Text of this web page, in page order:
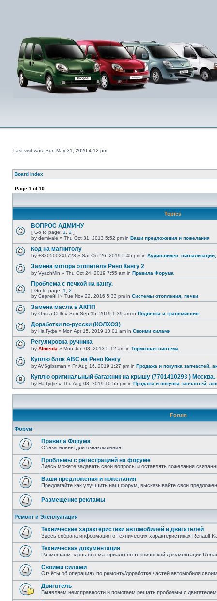
Last visit was: Sun May 31, 2020 4:12 pm
Board index
Page 1 of10
Topics
ВОПРОС АДМИНУ
[ Go to page: 1 2 ]
by demivale » Thu Oct 31, 2013 5:52 pm in Ваши предложения и пожелания
Код на магнитолу
by +380500241723 » Sat Oct 26, 2019 5:45 pm in Аудио-видео,
Замена мотора отопителя Рено Кангу 2
by VyachMin » Thu Oct 24, 2019 7:55 am in Правила Форума
Проблема с печкой на кангу.
[ Go to page: 1 2 ]
by СергейН » Tue Nov 22, 2016 5:33 pm in Системы отопления, печки
Замена масла в АКПП
by Ольга-СПб » Sun Sep 15, 2019 1:39 am in Подвеска и трансмиссия
Доработки по-русски (КОЛХОЗ)
by На Гуфе » Mon Apr 15, 2019 10:01 am in Своими силами
Регулировка ручника
by Almeida » Mon Jun 03, 2013 5:12 am in Тормозная система
Куплю блок АВС на Рено Кенгу
by AVSgibsman » Fri Aug 16, 2019 1:27 pm in Продажа и покупка запчастей,
Куплю оригинальный багажник на крышу (7701410293 ) Москва.
by На Гуфе » Thu Aug 08, 2019 10:55 pm in Продажа и покупка запчастей,
Forum
Форум
Правила Форума
Обязательны для ознакомления!
Проблемы с регистрацией на форуме
Здесь можете задавать свои вопросы и оставлять пожелания
Ваши предложения и пожелания
Предлагайте как улучшить наш форум, высказывайте свои
Размещение рекламы
Ремонт и Эксплуатация
Технические характеристики автомобилей и двигателей
Здесь собрана информация о технических характеристиках Renault
Техническая документация
Размещаем здесь все материалы по технической документации
Своими силами
Отчёты об операциях по ремонту/доработке частей автомобиля
Двигатель
Выявляем неисправности и помогаем решать проблемы с двигателем